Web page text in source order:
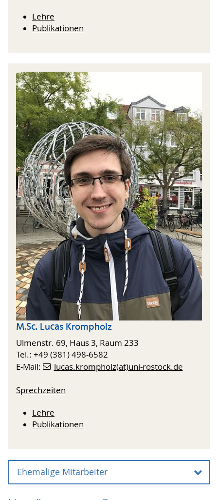
Lehre
Publikationen
M.Sc. Lucas Krompholz
Ulmenstr. 69, Haus 3, Raum 233
Tel.: +49 (381) 498-6582
E-Mail:
lucas.krompholz(at)uni-rostock.de
Sprechzeiten
Lehre
Publikationen
Ehemalige Mitarbeiter